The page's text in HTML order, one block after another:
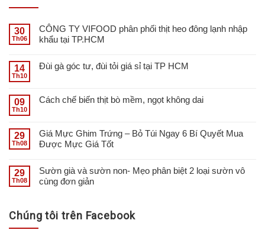
30
Th06
CÔNG TY VIFOOD phân phối thịt heo đông lạnh nhập
khẩu tại TP.HCM
14
Th10
Đùi gà góc tư, đùi tỏi giá sỉ tại TP HCM
09
Th10
Cách chế biến thịt bò mềm, ngọt không dai
29
Th08
Giá Mực Ghim Trứng – Bỏ Túi Ngay 6 Bí Quyết Mua
Được Mực Giá Tốt
29
Th08
Sườn già và sườn non- Mẹo phân biệt 2 loại sườn vô
cùng đơn giản
Chúng tôi trên Facebook